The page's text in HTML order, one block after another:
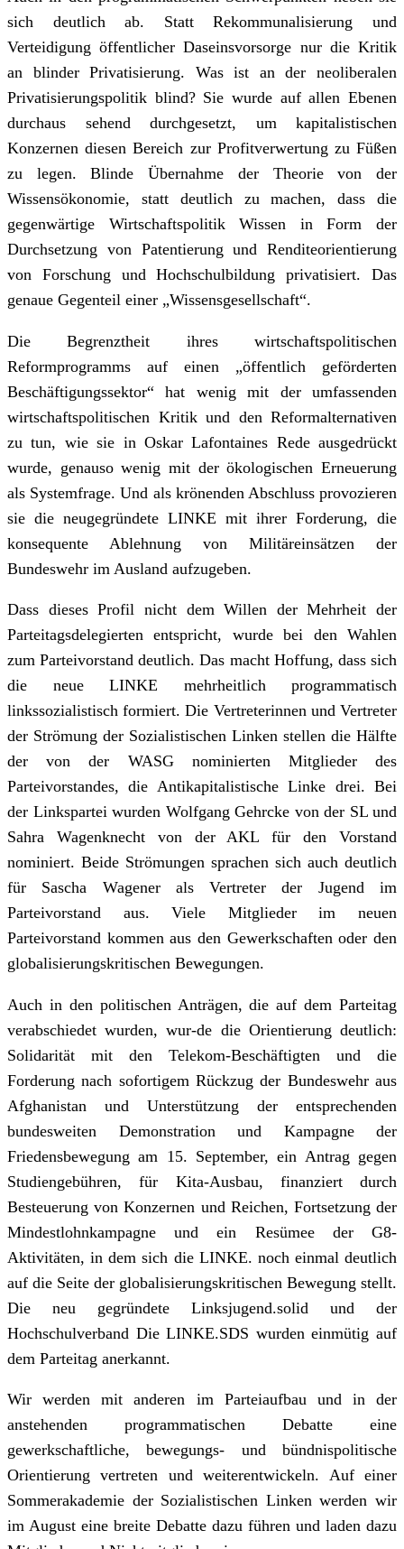
sich deutlich ab. Statt Rekommunalisierung und
Verteidigung öffentlicher Daseinsvorsorge nur die Kritik
an blinder Privatisierung. Was ist an der neoliberalen
Privatisierungspolitik blind? Sie wurde auf allen Ebenen
durchaus sehend durchgesetzt, um kapitalistischen
Konzernen diesen Bereich zur Profitverwertung zu Füßen
zu legen. Blinde Übernahme der Theorie von der
Wissensökonomie, statt deutlich zu machen, dass die
gegenwärtige Wirtschaftspolitik Wissen in Form der
Durchsetzung von Patentierung und Renditeorientierung
von Forschung und Hochschulbildung privatisiert. Das
genaue Gegenteil einer „Wissensgesellschaft“.
Die Begrenztheit ihres wirtschaftspolitischen
Reformprogramms auf einen „öffentlich geförderten
Beschäftigungssektor“ hat wenig mit der umfassenden
wirtschaftspolitischen Kritik und den Reformalternativen
zu tun, wie sie in Oskar Lafontaines Rede ausgedrückt
wurde, genauso wenig mit der ökologischen Erneuerung
als Systemfrage. Und als krönenden Abschluss provozieren
sie die neugegründete LINKE mit ihrer Forderung, die
konsequente Ablehnung von Militäreinsätzen der
Bundeswehr im Ausland aufzugeben.
Dass dieses Profil nicht dem Willen der Mehrheit der
Parteitagsdelegierten entspricht, wurde bei den Wahlen
zum Parteivorstand deutlich. Das macht Hoffung, dass sich
die neue LINKE mehrheitlich programmatisch
linkssozialistisch formiert. Die Vertreterinnen und Vertreter
der Strömung der Sozialistischen Linken stellen die Hälfte
der von der WASG nominierten Mitglieder des
Parteivorstandes, die Antikapitalistische Linke drei. Bei
der Linkspartei wurden Wolfgang Gehrcke von der SL und
Sahra Wagenknecht von der AKL für den Vorstand
nominiert. Beide Strömungen sprachen sich auch deutlich
für Sascha Wagener als Vertreter der Jugend im
Parteivorstand aus. Viele Mitglieder im neuen
Parteivorstand kommen aus den Gewerkschaften oder den
globalisierungskritischen Bewegungen.
Auch in den politischen Anträgen, die auf dem Parteitag
verabschiedet wurden, wur-de die Orientierung deutlich:
Solidarität mit den Telekom-Beschäftigten und die
Forderung nach sofortigem Rückzug der Bundeswehr aus
Afghanistan und Unterstützung der entsprechenden
bundesweiten Demonstration und Kampagne der
Friedensbewegung am 15. September, ein Antrag gegen
Studiengebühren, für Kita-Ausbau, finanziert durch
Besteuerung von Konzernen und Reichen, Fortsetzung der
Mindestlohnkampagne und ein Resümee der G8-
Aktivitäten, in dem sich die LINKE. noch einmal deutlich
auf die Seite der globalisierungskritischen Bewegung stellt.
Die neu gegründete Linksjugend.solid und der
Hochschulverband Die LINKE.SDS wurden einmütig auf
dem Parteitag anerkannt.
Wir werden mit anderen im Parteiaufbau und in der
anstehenden programmatischen Debatte eine
gewerkschaftliche, bewegungs- und bündnispolitische
Orientierung vertreten und weiterentwickeln. Auf einer
Sommerakademie der Sozialistischen Linken werden wir
im August eine breite Debatte dazu führen und laden dazu